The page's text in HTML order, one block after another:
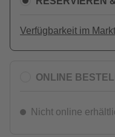
Verfügbarkeit im
ONLINE
Nicht online